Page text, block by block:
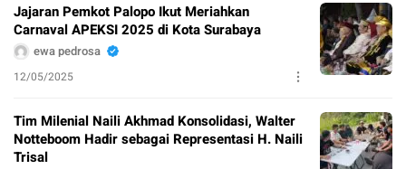
Jajaran Pemkot Palopo Ikut Meriahkan
Carnaval APEKSI 2025 di Kota Surabaya
ewa pedrosa
12/05/2025
Tim Milenial Naili Akhmad Konsolidasi, Walter
Notteboom Hadir sebagai Representasi H. Naili
Trisal